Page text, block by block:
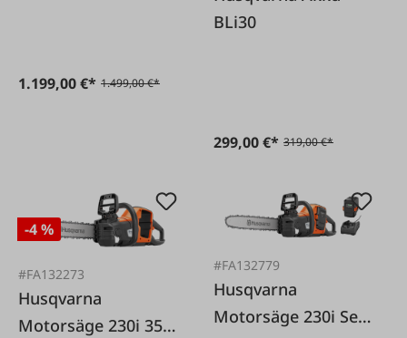
1.199,00 €* 1.499,00 €*
BLi30
299,00 €* 319,00 €*
-4 %
#FA132273
Husqvarna
Motorsäge 230i 35
#FA132779
Husqvarna
Motorsäge 230i Set